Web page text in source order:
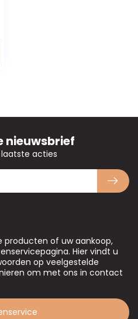
producten of uw aankoop,
Hier vindt u
op veelgestelde
om met ons in contact
nieuwsbrief
acties